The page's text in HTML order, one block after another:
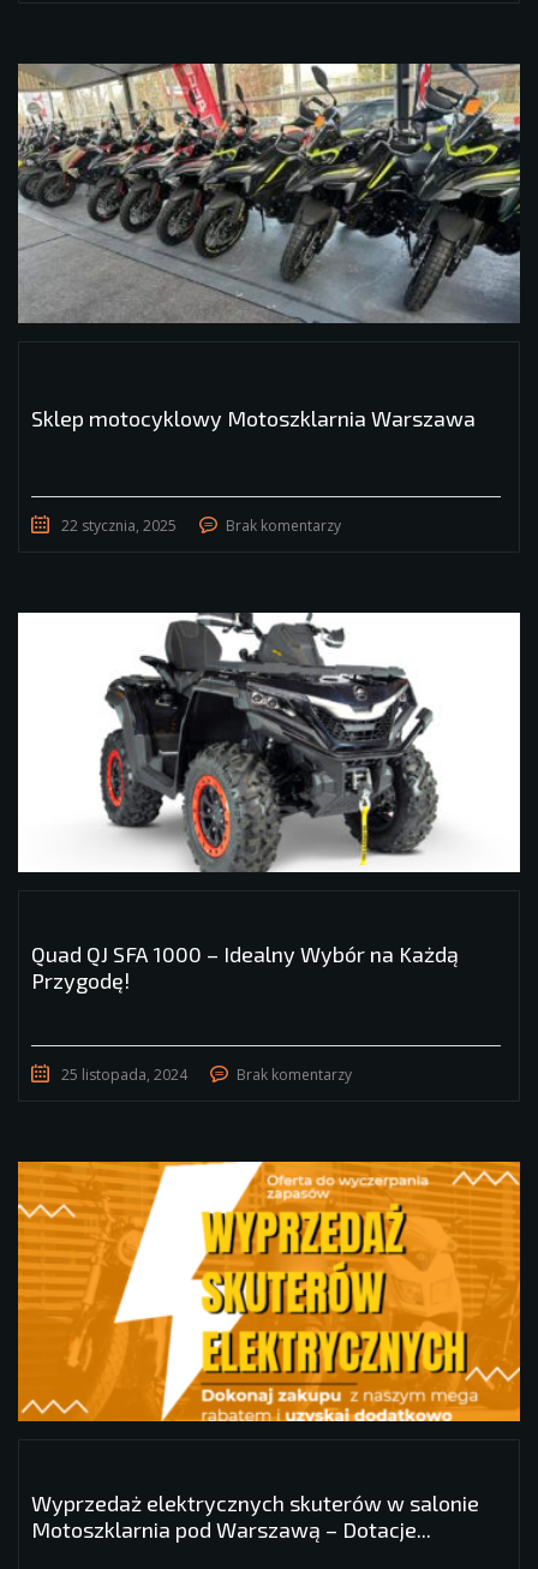
Sklep motocyklowy Motoszklarnia Warszawa
22 stycznia, 2025 Brak komentarzy
Quad QJ SFA 1000 – Idealny Wybór na Każdą
Przygodę!
25 listopada, 2024 Brak komentarzy
Wyprzedaż elektrycznych skuterów w salonie
Motoszklarnia pod Warszawą – Dotacje...